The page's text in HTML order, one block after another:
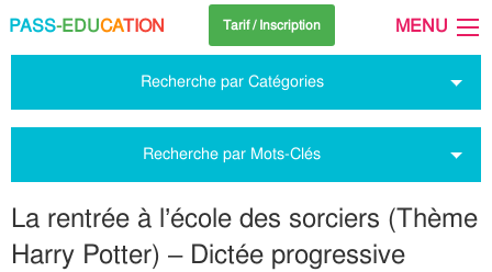
PASS-EDUCATION Tarif / Inscription MENU
Recherche par Catégories
Recherche par Mots-Clés
La rentrée à l’école des sorciers (Thème
Harry Potter) – Dictée progressive